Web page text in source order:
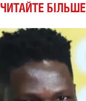
ЧИТАЙТЕ БІЛЬШЕ